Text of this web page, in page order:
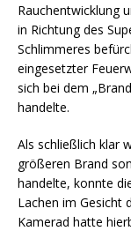
Rauchentwicklung
in Richtung des
Schlimmeres
eingesetzter
sich bei dem
handelte.
Als schließlich klar
größeren Brand
handelte, konnte
Lachen im Gesicht
Kamerad hatte